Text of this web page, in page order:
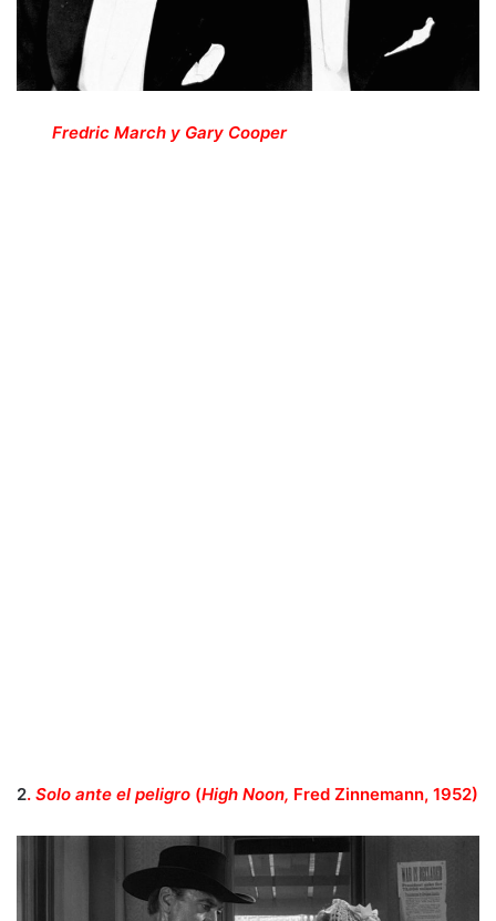
Fredric March y Gary Cooper
2. Solo ante el peligro (High Noon, Fred Zinnemann, 1952)